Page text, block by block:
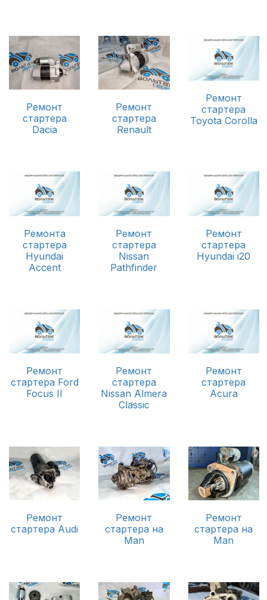
Ремонт
стартера
Dacia
Ремонт
стартера
Renault
Ремонт
стартера
Toyota Corolla
Ремонта
стартера
Hyundai
Accent
Ремонт
стартера
Nissan
Pathfinder
Ремонт
стартера
Hyundai i20
Ремонт
стартера Ford
Focus II
Ремонт
стартера
Nissan Almera
Classic
Ремонт
стартера
Acura
Ремонт
стартера Audi
Ремонт
стартера на
Man
Ремонт
стартера на
Man